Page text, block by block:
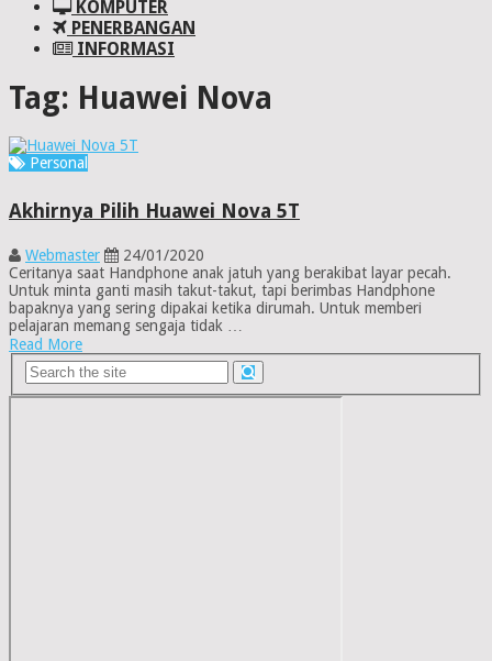
KOMPUTER
PENERBANGAN
INFORMASI
Tag: Huawei Nova
Personal
Akhirnya Pilih Huawei Nova 5T
Webmaster
24/01/2020
Ceritanya saat Handphone anak jatuh yang berakibat layar pecah.
Untuk minta ganti masih takut-takut, tapi berimbas Handphone
bapaknya yang sering dipakai ketika dirumah. Untuk memberi
pelajaran memang sengaja tidak …
Read More